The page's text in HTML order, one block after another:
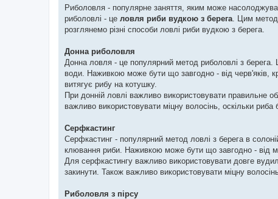
в
д
о
е
н
я
Риболовля - популярне заняття, яким може
риболовлі - це ловля риби вудкою з берега . Цим
розглянемо різні способи ловлі риби вудкою з берега.
Донна риболовля
Донна ловля - це популярний метод риболовлі з
води. Наживкою може бути що завгодно - від черв'яків,
витягує рибу на котушку.
При донній ловлі важливо використовувати правильне
важливо використовувати міцну волосінь, оскільки риба
Серфкастинг
Серфкастинг - популярний метод ловлі з берега в
клювання риби. Наживкою може бути що завгодно - від
Для серфкастингу важливо використовувати довге
закинути. Також важливо використовувати міцну
Риболовля з пірсу